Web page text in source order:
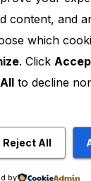
Online
content, and
which
. Click
to decline
Reject All
by